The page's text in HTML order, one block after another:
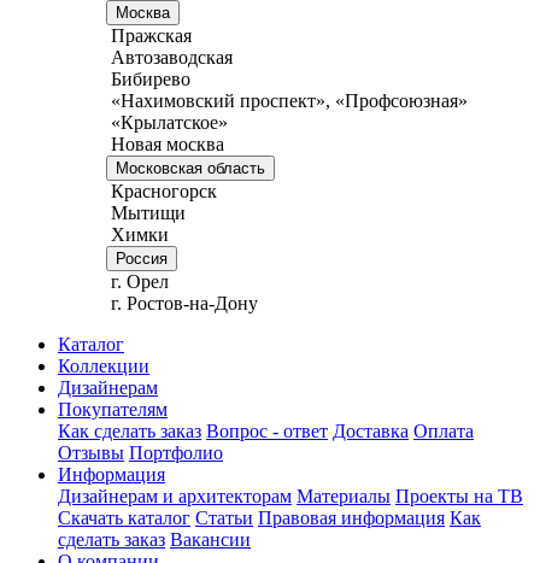
Москва
Пражская
Автозаводская
Бибирево
«Нахимовский проспект», «Профсоюзная»
«Крылатское»
Новая москва
Московская область
Красногорск
Мытищи
Химки
Россия
г. Орел
г. Ростов-на-Дону
Каталог
Коллекции
Дизайнерам
Покупателям
Как сделать заказ Вопрос - ответ Доставка Оплата
Отзывы Портфолио
Информация
Дизайнерам и архитекторам Материалы Проекты на ТВ
Скачать каталог Статьи Правовая информация Как
сделать заказ Вакансии